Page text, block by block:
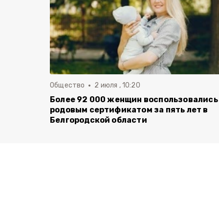
Общество 2 июля , 10:20
Более 92 000 женщин воспользовались
родовым сертификатом за пять лет в
Белгородской области